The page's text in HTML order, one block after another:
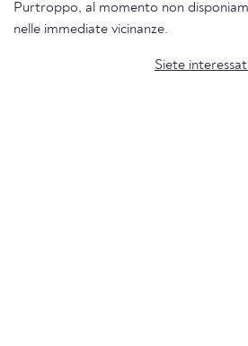
Purtroppo, al momento non
nelle immediate vicinanze.
Siete